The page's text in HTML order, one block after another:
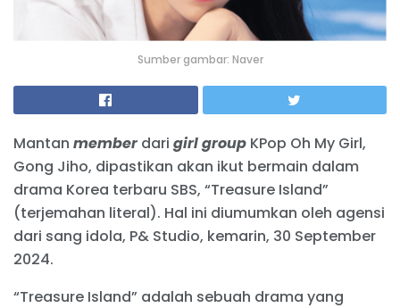
Sumber gambar: Naver
Mantan memberdari girl group KPop Oh My Girl,
Gong Jiho, dipastikan akan ikut bermain dalam
drama Korea terbaru SBS, “Treasure Island”
(terjemahan literal). Hal ini diumumkan oleh agensi
dari sang idola, P& Studio, kemarin, 30 September
2024.
“Treasure Island” adalah sebuah drama yang